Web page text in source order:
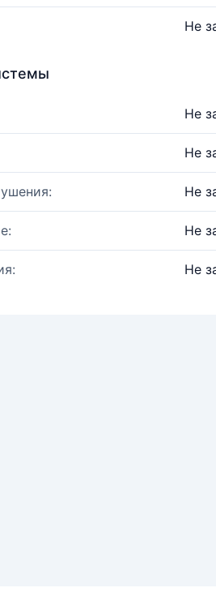
Не
Не
Не
Не
Не
Не